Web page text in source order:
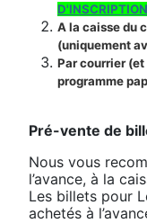
D'INSCRIPTION
A la caisse du
(uniquement
Par courrier
programme
Pré-vente de
Nous vous
l’avance, à la
Les billets pour
achetés à